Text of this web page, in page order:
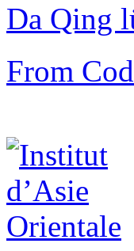
Da Qing
From